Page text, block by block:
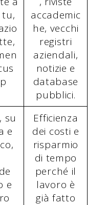
accademic
he, vecchi
registri
aziendali,
notizie e
database
pubblici.
su
e
e
Efficienza
dei costi e
risparmio
di tempo
perché il
lavoro è
già fatto